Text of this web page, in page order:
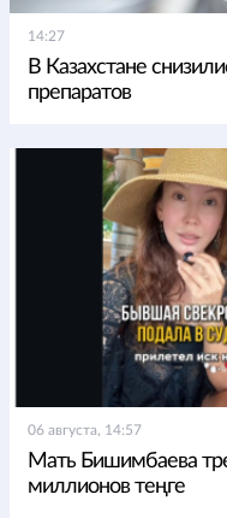
14:27
В Казахстане
препаратов
06 августа, 14:57
Мать Бишимбаева
миллионов теңге